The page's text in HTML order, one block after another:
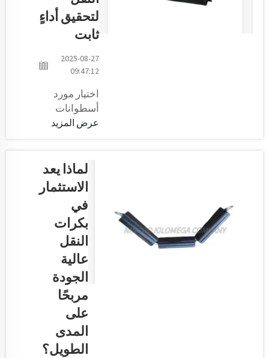
تأتي أهمية
Kilomega.
لدينا الخبرة
المثبتة لتوفير
أنظمة نقل
لتحقيق أداءٍ
ثابت
2025-08-27
09:47:12
اختيار مورد
أسطوانات
ناقلة يضمن
أسطوانات
ناقلة ناجح من
أجل الحفاظ
على سير
العمليات
بسلاسة داخل
المخزن أو
المصنع. تشبه
الأسطوانات
الناقلة في
الأساس
عجلات
السيارة...
عرض المزيد
لماذا يعد
الاستثمار
في
بكرات
النقل
عالية
الجودة
مربحًا
على
المدى
الطويل؟